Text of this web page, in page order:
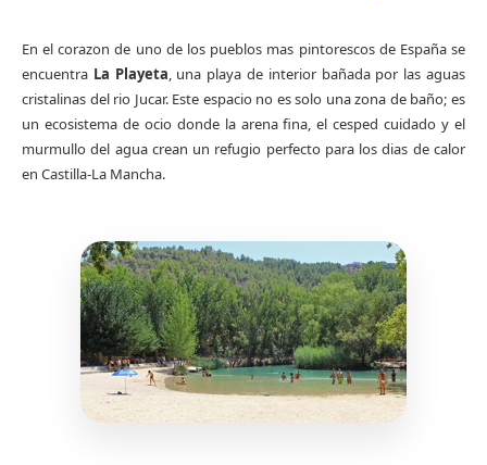
En el corazon de uno de los pueblos mas pintorescos de España se
encuentra La Playeta, una playa de interior bañada por las aguas
cristalinas del rio Jucar. Este espacio no es solo una zona de baño; es
un ecosistema de ocio donde la arena fina, el cesped cuidado y el
murmullo del agua crean un refugio perfecto para los dias de calor
en Castilla-La Mancha.